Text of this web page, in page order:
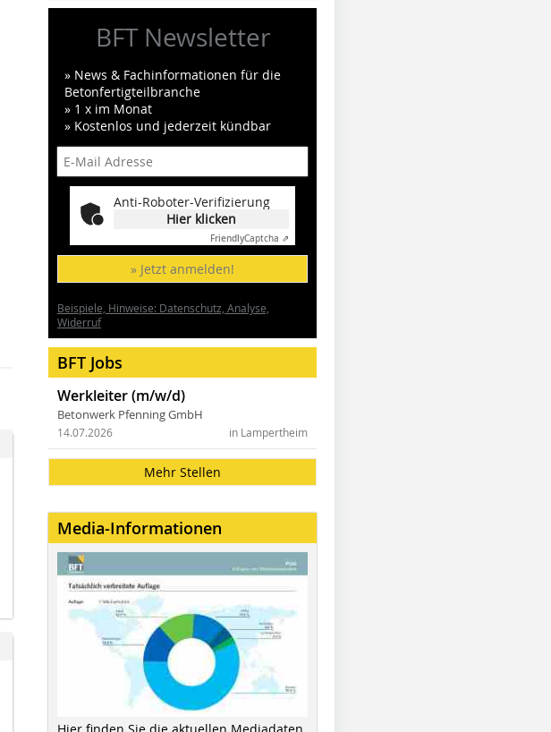
BFT Newsletter
» News & Fachinformationen für die
Betonfertigteilbranche
» 1 x im Monat
» Kostenlos und jederzeit kündbar
Anti-Roboter-Verifizierung
Hier klicken
FriendlyCaptcha ⇗
» Jetzt anmelden!
Beispiele, Hinweise: Datenschutz, Analyse,
Widerruf
BFT Jobs
Werkleiter (m/w/d)
Betonwerk Pfenning GmbH
in Lampertheim
14.07.2026
Mehr Stellen
Media-Informationen